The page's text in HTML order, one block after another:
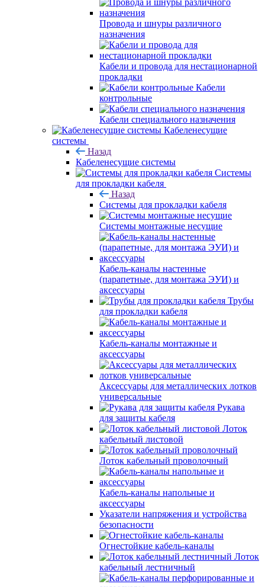
Провода и шнуры различного
назначения
Кабели и провода для нестационарной
прокладки
Кабели
контрольные
Кабели специального назначения
Кабеленесущие
системы
Назад
Кабеленесущие системы
Системы
для прокладки кабеля
Назад
Системы для прокладки кабеля
Системы монтажные несущие
Кабель-каналы настенные
(парапетные, для монтажа ЭУИ) и
аксессуары
Трубы
для прокладки кабеля
Кабель-каналы монтажные и
аксессуары
Аксессуары для металлических лотков
универсальные
Рукава
для защиты кабеля
Лоток
кабельный листовой
Лоток кабельный проволочный
Кабель-каналы напольные и
аксессуары
Указатели напряжения и устройства
безопасности
Огнестойкие кабель-каналы
Лоток
кабельный лестничный